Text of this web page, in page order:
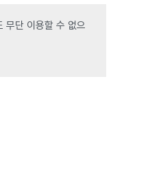
무단 이용할 수 없으